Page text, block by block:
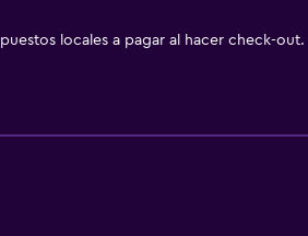
locales a pagar al hacer check-out.